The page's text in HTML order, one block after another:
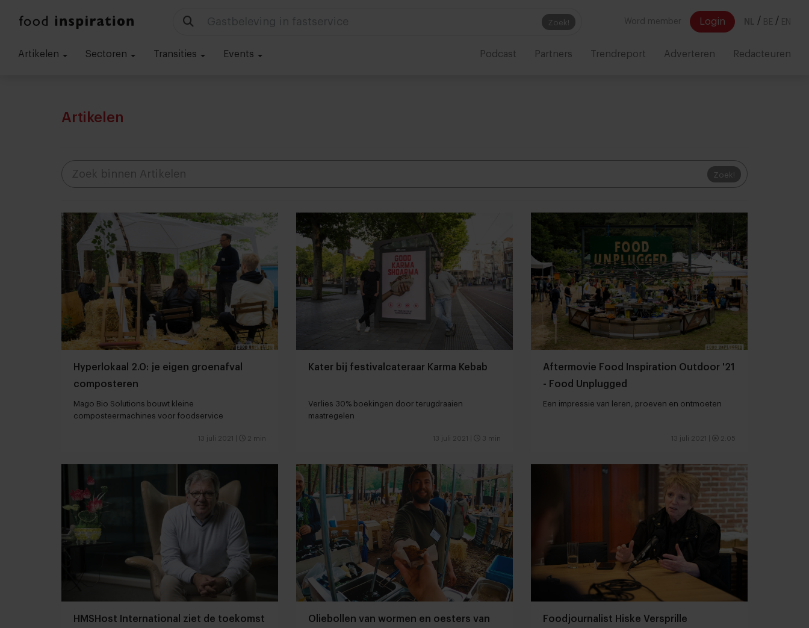
Zoek!
Technologie in foodservice Word member Login NL / BE / EN
Artikelen Sectoren Transities Events Podcast Partners Trendreport Adverteren Redacteuren
Artikelen
Zoek!
Hyperlokaal 2.0: je eigen groenafval
composteren
Mago Bio Solutions bouwt kleine
composteermachines voor foodservice
13 juli 2021 2 min
Kater bij festivalcateraar Karma Kebab
Verlies 30% boekingen door terugdraaien
maatregelen
13 juli 2021 3 min
Aftermovie Food Inspiration Outdoor '21
- Food Unplugged
Een impressie van leren, proeven en ontmoeten
13 juli 2021 2:05
HMSHost International ziet de toekomst
Oliebollen van wormen en oesters van
Foodjournalist Hiske Versprille